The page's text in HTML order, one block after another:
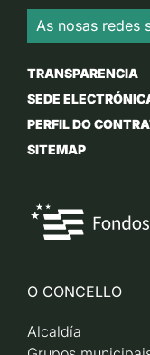
As nosas redes
TRANSPARENCIA
SEDE
PERFIL DO
SITEMAP
O CONCELLO
Alcaldía